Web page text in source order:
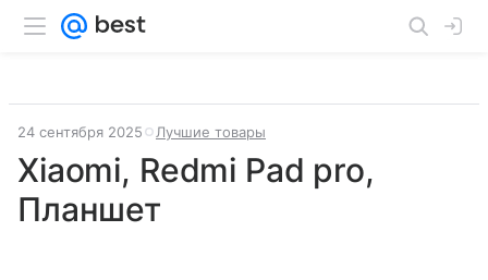
24 сентября 2025 Лучшие товары
Xiaomi, Redmi Pad pro,
Планшет